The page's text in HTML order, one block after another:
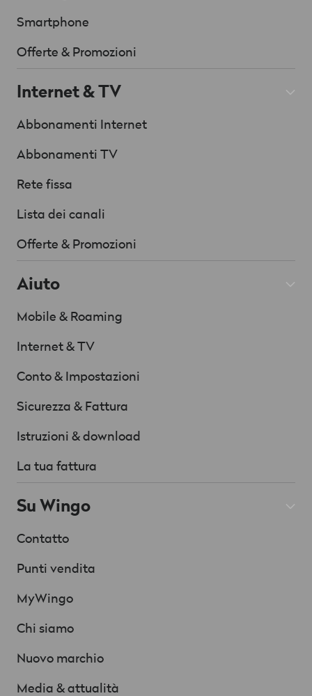
Smartphone
Offerte & Promozioni
Internet & TV
Abbonamenti Internet
Abbonamenti TV
Rete fissa
Lista dei canali
Offerte & Promozioni
Aiuto
Mobile & Roaming
Internet & TV
Conto & Impostazioni
Sicurezza & Fattura
Istruzioni & download
La tua fattura
Su Wingo
Contatto
Punti vendita
MyWingo
Chi siamo
Nuovo marchio
Media & attualità